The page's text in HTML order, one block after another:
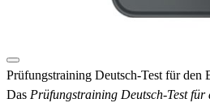
Prüfungstraining Deutsch-Test für den
Das Prüfungstraining Deutsch-Test für